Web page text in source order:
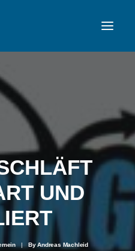
UND
| ByAndreas Machleid